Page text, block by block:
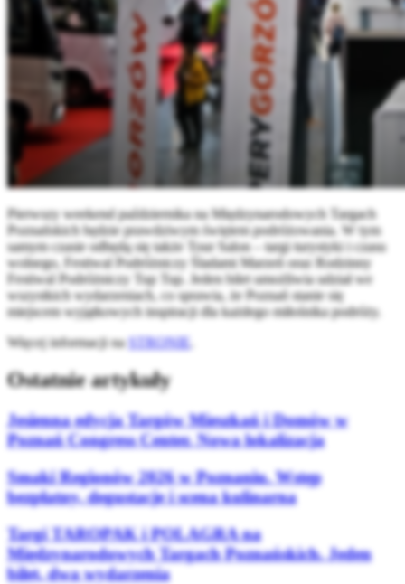
Pierwszy weekend października na Międzynarodowych Targach
Poznańskich będzie prawdziwym świętem podróżowania. W tym
samym czasie odbędą się także Tour Salon – targi turystyki i czasu
wolnego, Festiwal Podróżniczy Śladami Marzeń oraz Rodzinny
Festiwal Podróżniczy Tup Tup. Jeden bilet umożliwia udział we
wszystkich wydarzeniach, co sprawia, że Poznań stanie się
miejscem wyjątkowych inspiracji dla każdego miłośnika podróży.
Więcej informacji naSTRONIE.
Ostatnie artykuły
Jesienna edycja Targów Mieszkań i Domów w
Poznań Congress Center. Nowa lokalizacja
Smaki Regionów 2026 w Poznaniu. Wstęp
bezpłatny, degustacje i scena kulinarna
Targi TAROPAK i POLAGRA na
Międzynarodowych Targach Poznańskich. Jeden
bilet, dwa wydarzenia